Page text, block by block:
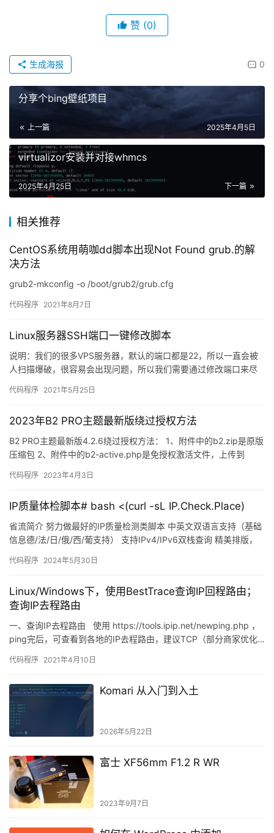
赞 (0)
0
生成海报
分享个bing壁纸项目
上一篇 2025年4月5日
virtualizor安装并对接whmcs
下一篇
2025年4月25日
相关推荐
CentOS系统用萌咖dd脚本出现Not Found grub.的解
决方法
grub2-mkconfig -o /boot/grub2/grub.cfg
代码程序 2021年8月7日
Linux服务器SSH端口一键修改脚本
说明：我们的很多VPS服务器，默认的端口都是22，所以一直会被
人扫描爆破，很容易会出现问题，所以我们需要通过修改端口来尽
欢…
代码程序 2021年5月25日
2023年B2 PRO主题最新版绕过授权方法
B2 PRO主题最新版4.2.6绕过授权方法： 1、附件中的b2.zip是原版
压缩包 2、附件中的b2-active.php是免授权激活文件，上传到
代码程序 2023年4月3日
IP质量体检脚本# bash <(curl -sL IP.Check.Place)
省流简介 努力做最好的IP质量检测类脚本 中英文双语言支持（基础
信息德/法/日/俄/西/葡支持） 支持IPv4/IPv6双栈查询 精美排版，
代码程序 2024年5月30日
Linux/Windows下，使用BestTrace查询IP回程路由；
查询IP去程路由
一、查询IP去程路由 使用 https://tools.ipip.net/newping.php ，
ping完后，可查看到各地的IP去程路由，建议TCP（部分商家优化…
代码程序 2021年4月10日
Komari 从入门到入土
2026年5月22日
富士 XF56mm F1.2 R WR
2023年9月7日